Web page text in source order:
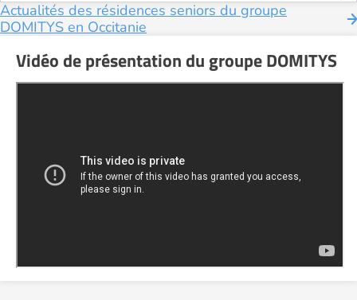
Actualités des résidences seniors du groupe
DOMITYS en Occitanie
Vidéo de présentation du groupe DOMITYS